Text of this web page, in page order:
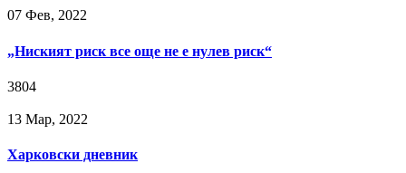
07 Фев, 2022
„Ниският риск все още не е нулев риск“
3804
13 Мар, 2022
Харковски дневник